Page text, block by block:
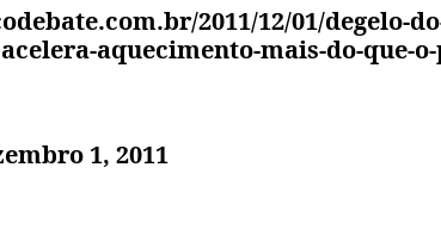
2011/12/01/degelo-
acelera-aquecimento-mais-do-que-
1, 2011